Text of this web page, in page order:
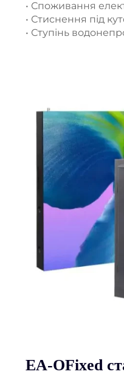
• Споживання
• Стиснення під
• Ступінь
EA-OFixed